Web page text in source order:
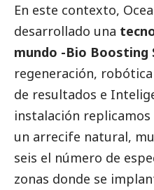
En este contexto,
desarrollado una
mundo -Bio Boosting
regeneración,
de resultados e
instalación
un arrecife natural,
seis el número de
zonas donde se